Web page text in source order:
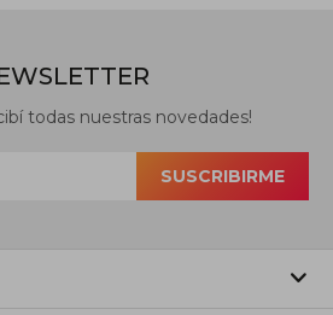
todas nuestras novedades!
SUSCRIBIRME